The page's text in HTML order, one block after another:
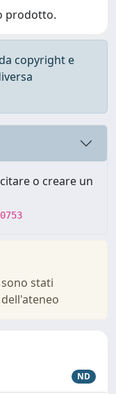
prodotto.
copyright e
o creare un
stati
ND